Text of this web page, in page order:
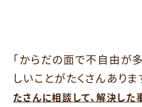
「からだの面で不自由が
しいことがたくさんありま
たさんに相談して、解決した